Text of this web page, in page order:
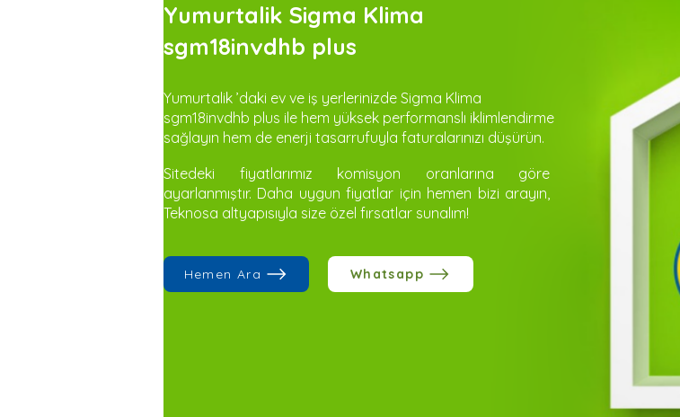
Yumurtalik Sigma Klima
sgm18invdhb plus
Yumurtalik ’daki ev ve iş yerlerinizde Sigma Klima
sgm18invdhb plus ile hem yüksek performanslı iklimlendirme
sağlayın hem de enerji tasarrufuyla faturalarınızı düşürün.
Sitedeki fiyatlarımız komisyon oranlarına göre
ayarlanmıştır. Daha uygun fiyatlar için hemen bizi arayın,
Teknosa altyapısıyla size özel fırsatlar sunalım!
Hemen Ara Whatsapp